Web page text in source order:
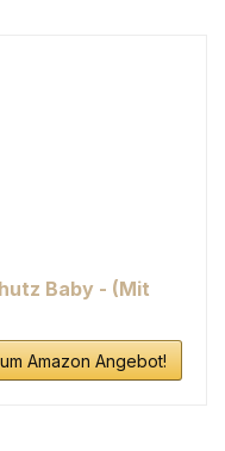
Baby - (Mit
Amazon Angebot!